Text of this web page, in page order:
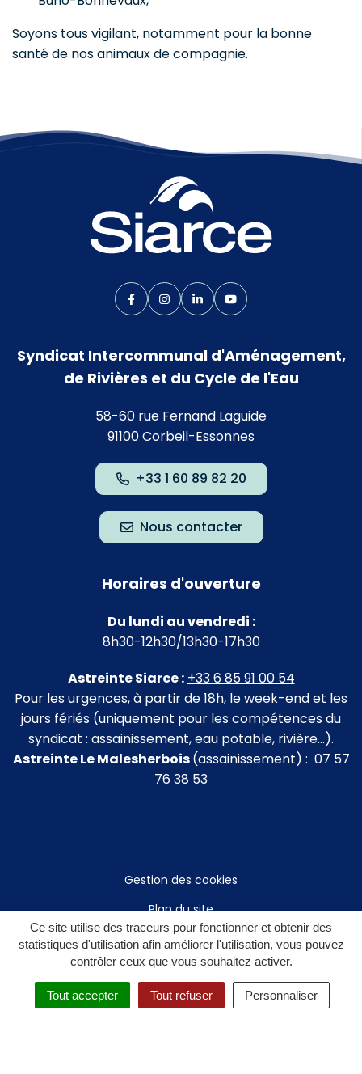
Ce site utilise des traceurs pour fonctionner et obtenir des
statistiques d'utilisation afin améliorer l'utilisation, vous pouvez
contrôler ceux que vous souhaitez activer.
Tout accepter Tout refuser Personnaliser
Soyons tous vigilant, notamment pour la bonne
santé de nos animaux de compagnie.
Lien vers le compte Facebook
Lien vers le compte Instagram
Lien vers le compte Linkedin
Lien vers la chaîne
Syndicat Intercommunal d'Aménagement,
de Rivières et du Cycle de l'Eau
58-60 rue Fernand Laguide
91100 Corbeil-Essonnes
+33 1 60 89 82 20
Nous contacter
Horaires d'ouverture
Du lundi au vendredi :
8h30-12h30/13h30-17h30
Astreinte Siarce : +33 6 85 91 00 54
Pour les urgences, à partir de 18h, le week-end et les
jours fériés (uniquement pour les compétences du
syndicat : assainissement, eau potable, rivière…).
Astreinte Le Malesherbois(assainissement) : 07 57
76 38 53
Gestion des cookies
Plan du site
Mentions légales
Politique de confidentialité
Accessibilité : non conforme